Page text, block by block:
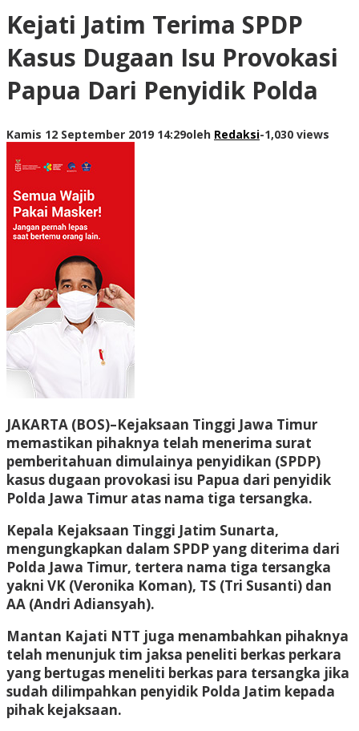
Kejati Jatim Terima SPDP
Kasus Dugaan Isu Provokasi
Papua Dari Penyidik Polda
Kamis 12 September 2019 14:29oleh Redaksi-1,030 views
JAKARTA (BOS)–Kejaksaan Tinggi Jawa Timur
memastikan pihaknya telah menerima surat
pemberitahuan dimulainya penyidikan (SPDP)
kasus dugaan provokasi isu Papua dari penyidik
Polda Jawa Timur atas nama tiga tersangka.
Kepala Kejaksaan Tinggi Jatim Sunarta,
mengungkapkan dalam SPDP yang diterima dari
Polda Jawa Timur, tertera nama tiga tersangka
yakni VK (Veronika Koman), TS (Tri Susanti) dan
AA (Andri Adiansyah).
Mantan Kajati NTT juga menambahkan pihaknya
telah menunjuk tim jaksa peneliti berkas perkara
yang bertugas meneliti berkas para tersangka jika
sudah dilimpahkan penyidik Polda Jatim kepada
pihak kejaksaan.